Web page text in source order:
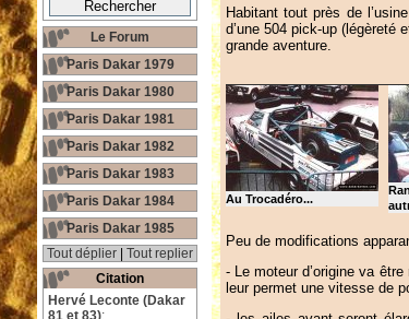
Habitant tout près de
d’une 504 pick-up (légèreté
grande aventure.
Au Trocadéro...
Peu de modifications
- Le moteur d’origine va
leur permet une vitesse de
Le Forum
Paris Dakar 1979
Paris Dakar 1980
Paris Dakar 1981
Paris Dakar 1982
Paris Dakar 1983
Paris Dakar 1984
Paris Dakar 1985
Tout déplier
Tout replier
Citation
Hervé Leconte (Dakar
81 et 83):